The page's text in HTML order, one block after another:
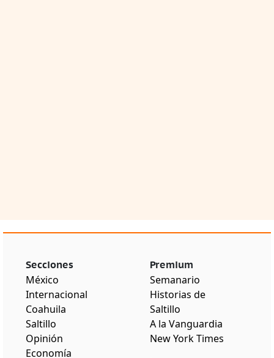
Secciones
México
Internacional
Coahuila
Saltillo
Opinión
Economía
Premium
Semanario
Historias de
Saltillo
A la Vanguardia
New York Times